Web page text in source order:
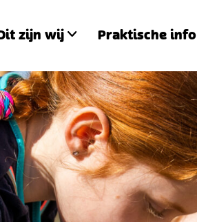
zijn wij Praktische info